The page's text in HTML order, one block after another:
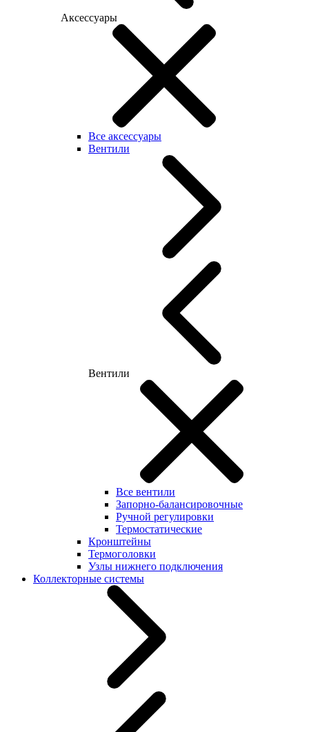
Аксессуары
Все аксессуары
Вентили
Вентили
Все вентили
Запорно-балансировочные
Ручной регулировки
Термостатические
Кронштейны
Термоголовки
Узлы нижнего подключения
Коллекторные системы